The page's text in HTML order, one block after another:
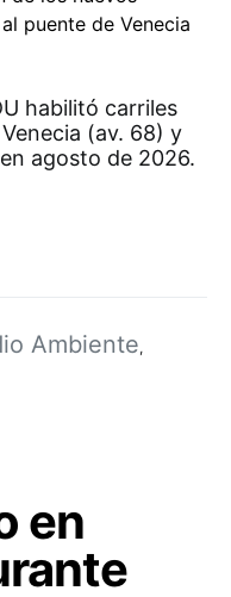
habilitó carriles
(av. 68) y
agosto de 2026.
Ambiente
en